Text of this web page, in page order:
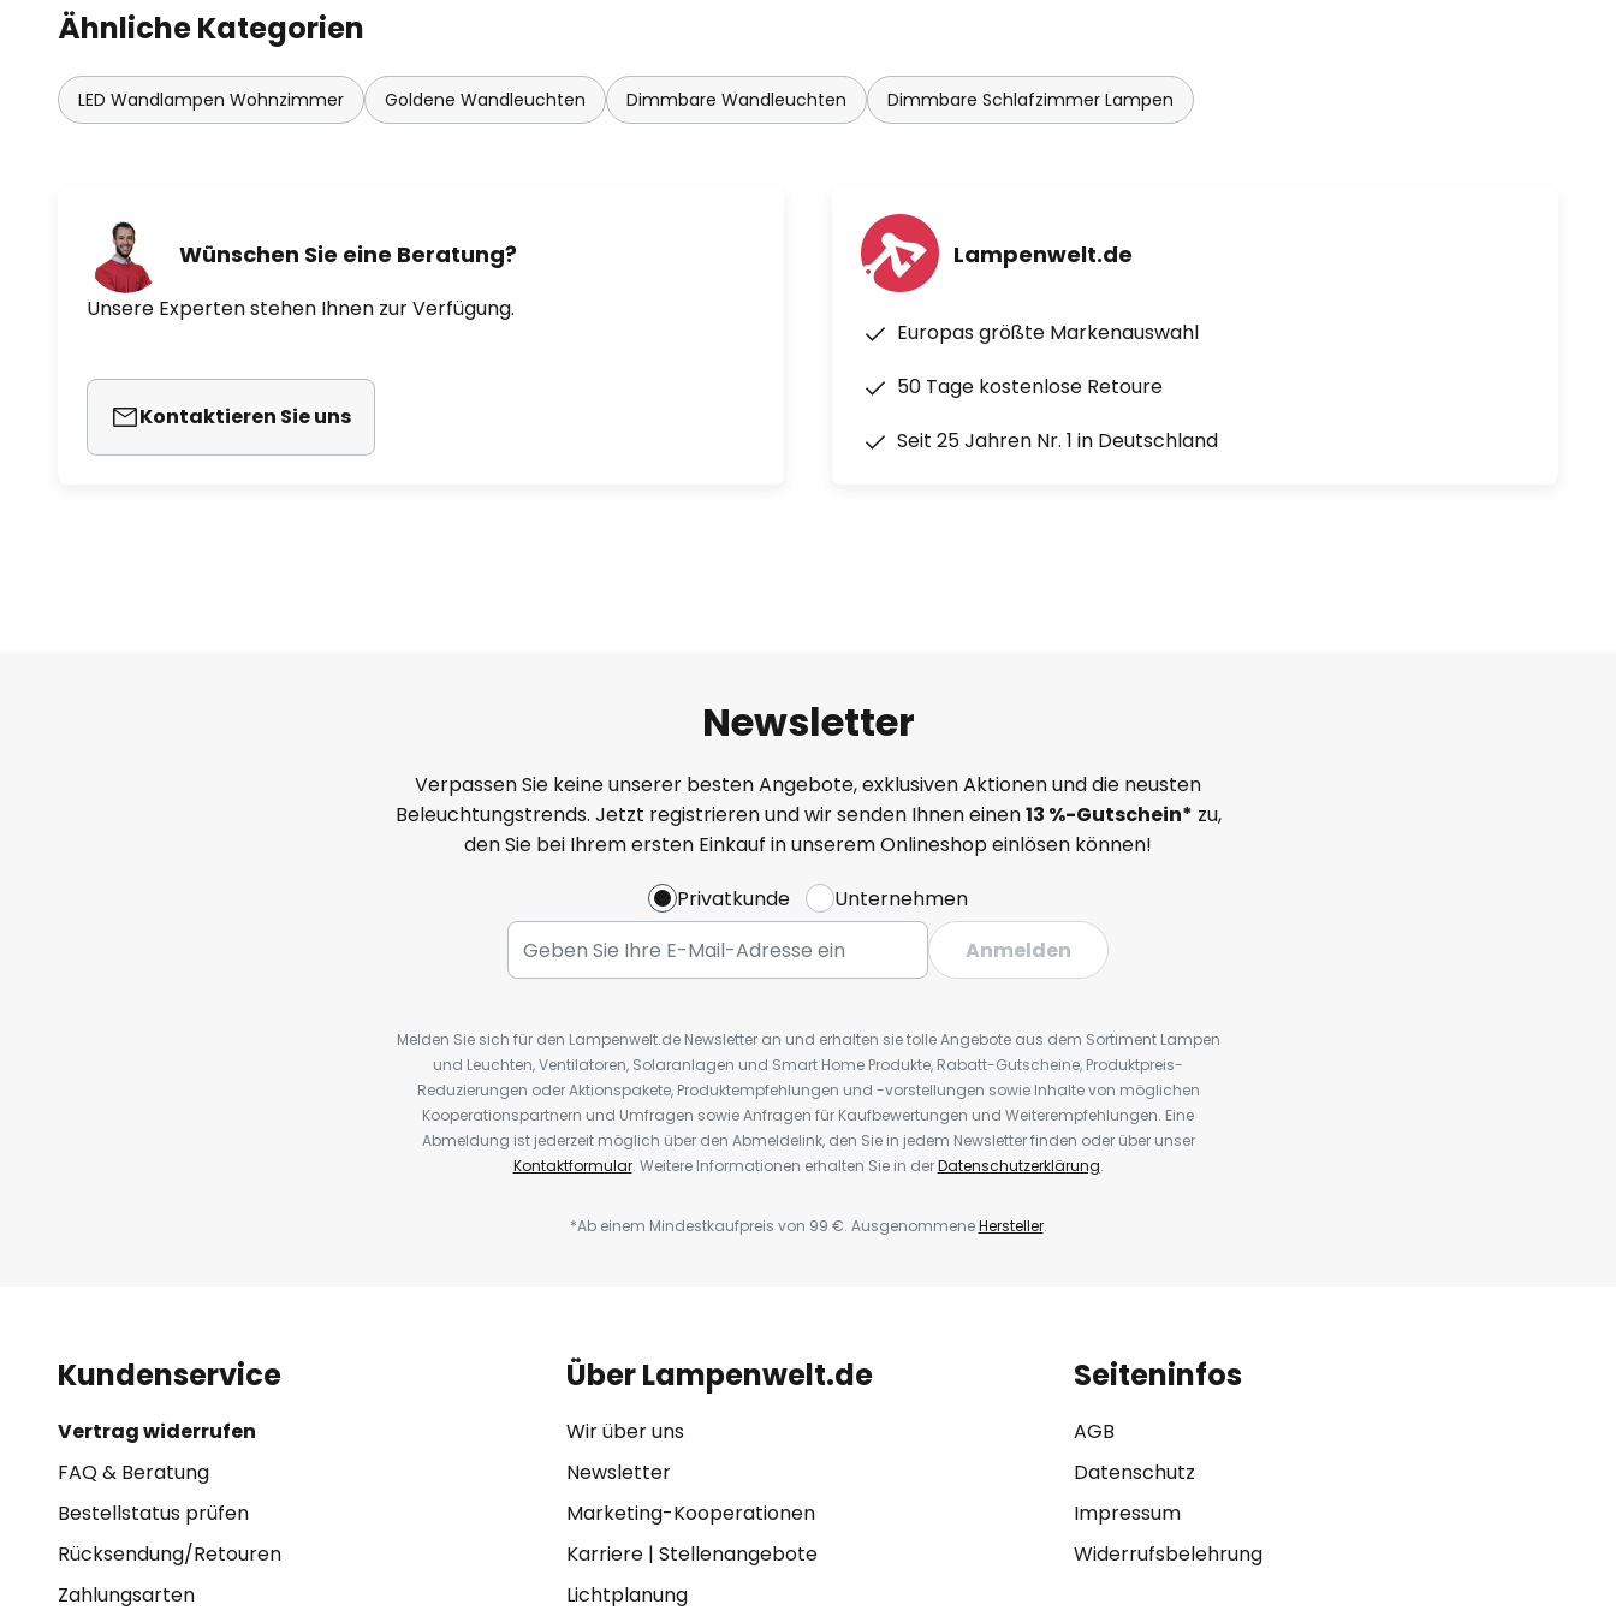
- gute Farbwiedergabe: CRI 90
Ähnliche Kategorien
LED Wandlampen Wohnzimmer Goldene Wandleuchten Dimmbare Wandleuchten Dimmbare Schlafzimmer Lampen
Wünschen Sie eine Beratung?
Unsere Experten stehen Ihnen zur Verfügung.
Kontaktieren Sie uns
Lampenwelt.de
Europas größte Markenauswahl
50 Tage kostenlose Retoure
Seit 25 Jahren Nr. 1 in Deutschland
Newsletter
Verpassen Sie keine unserer besten Angebote, exklusiven Aktionen und die neusten
Beleuchtungstrends. Jetzt registrieren und wir senden Ihnen einen13 %-Gutschein* zu,
den Sie bei Ihrem ersten Einkauf in unserem Onlineshop einlösen können!
Privatkunde
Unternehmen
Anmelden
Melden Sie sich für den Lampenwelt.de Newsletter an und erhalten sie tolle Angebote aus dem Sortiment Lampen
und Leuchten, Ventilatoren, Solaranlagen und Smart Home Produkte, Rabatt-Gutscheine, Produktpreis-
Reduzierungen oder Aktionspakete, Produktempfehlungen und -vorstellungen sowie Inhalte von möglichen
Kooperationspartnern und Umfragen sowie Anfragen für Kaufbewertungen und Weiterempfehlungen. Eine
Abmeldung ist jederzeit möglich über den Abmeldelink, den Sie in jedem Newsletter finden oder über unser
Kontaktformular. Weitere Informationen erhalten Sie in derDatenschutzerklärung.
*Ab einem Mindestkaufpreis von 99 €. AusgenommeneHersteller.
Kundenservice
Vertrag widerrufen
FAQ & Beratung
Bestellstatus prüfen
Rücksendung/Retouren
Zahlungsarten
Über Lampenwelt.de
Wir über uns
Newsletter
Marketing-Kooperationen
Karriere| Stellenangebote
Lichtplanung
Seiteninfos
AGB
Datenschutz
Impressum
Widerrufsbelehrung